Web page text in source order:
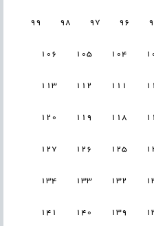
96
97
98
99
104
105
106
111
112
113
118
119
120
125
126
127
132
133
134
139
140
141